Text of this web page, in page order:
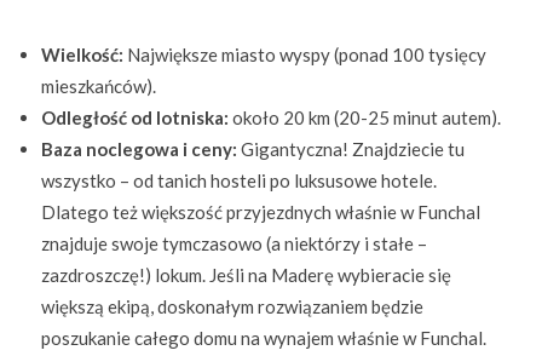
Wielkość: Największe miasto wyspy (ponad 100 tysięcy
mieszkańców).
Odległość od lotniska: około 20 km (20-25 minut autem).
Baza noclegowa i ceny: Gigantyczna! Znajdziecie tu
wszystko – od tanich hosteli po luksusowe hotele.
Dlatego też większość przyjezdnych właśnie w Funchal
znajduje swoje tymczasowo (a niektórzy i stałe –
zazdroszczę!) lokum. Jeśli na Maderę wybieracie się
większą ekipą, doskonałym rozwiązaniem będzie
poszukanie całego domu na wynajem właśnie w Funchal.